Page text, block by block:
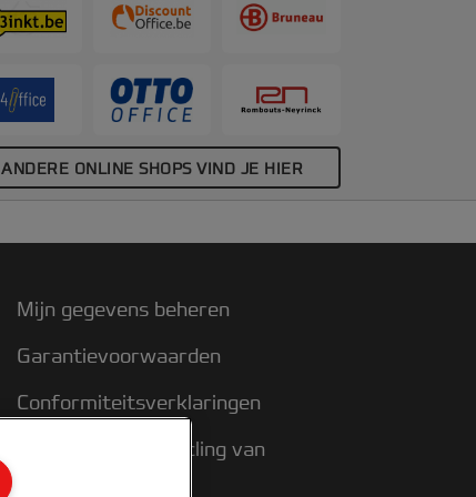
ANDERE ONLINE SHOPS VIND JE HIER
Mijn gegevens beheren
Garantievoorwaarden
Conformiteitsverklaringen
Richtlijnen bij recycling van